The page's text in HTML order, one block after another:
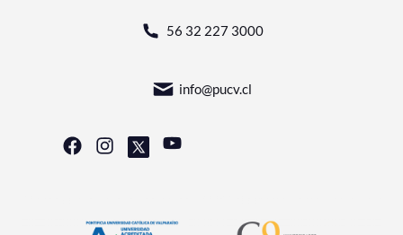
56 32 227 3000
info@pucv.cl